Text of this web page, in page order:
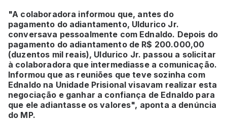
"A colaboradora informou que, antes do
pagamento do adiantamento, Uldurico Jr.
conversava pessoalmente com Ednaldo. Depois do
pagamento do adiantamento de R$ 200.000,00
(duzentos mil reais), Uldurico Jr. passou a solicitar
à colaboradora que intermediasse a comunicação.
Informou que as reuniões que teve sozinha com
Ednaldo na Unidade Prisional visavam realizar esta
negociação e ganhar a confiança de Ednaldo para
que ele adiantasse os valores", aponta a denúncia
do MP.